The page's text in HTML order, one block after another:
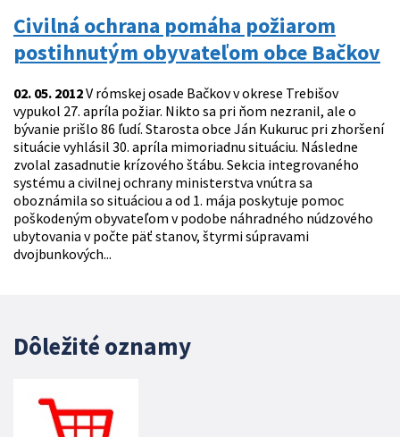
Civilná ochrana pomáha požiarom
postihnutým obyvateľom obce Bačkov
02. 05. 2012V rómskej osade Bačkov v okrese Trebišov
vypukol 27. apríla požiar. Nikto sa pri ňom nezranil, ale o
bývanie prišlo 86 ľudí. Starosta obce Ján Kukuruc pri zhoršení
situácie vyhlásil 30. apríla mimoriadnu situáciu. Následne
zvolal zasadnutie krízového štábu. Sekcia integrovaného
systému a civilnej ochrany ministerstva vnútra sa
oboznámila so situáciou a od 1. mája poskytuje pomoc
poškodeným obyvateľom v podobe náhradného núdzového
ubytovania v počte päť stanov, štyrmi súpravami
dvojbunkových...
Dôležité oznamy